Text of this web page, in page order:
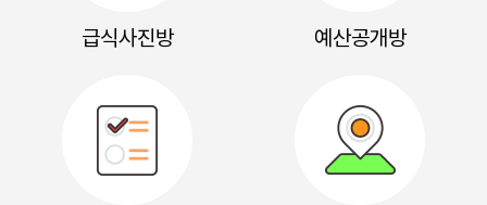
여름방학
여름방학
여름방학
광복절
급식사진방 예산공개방